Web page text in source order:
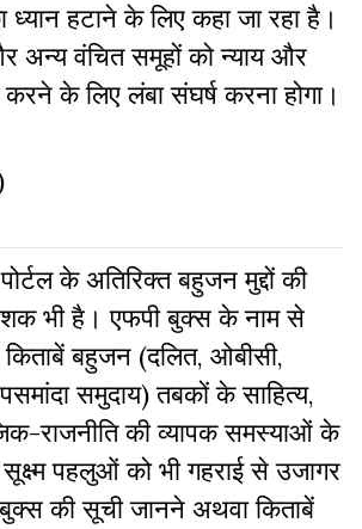
हटाने के लिए कहा जा रहा है।
अन्य वंचित समूहों को न्याय और
करने के लिए लंबा संघर्ष करना होगा।
के अतिरिक्‍त बहुजन मुद्दों की
भी है। एफपी बुक्‍स के नाम से
किताबें बहुजन (दलित, ओबीसी,
समुदाय) तबकों के साहित्‍य,
राजनीति की व्‍यापक समस्‍याओं के
पहलुओं को भी गहराई से उजागर
की सूची जानने अथवा किताबें